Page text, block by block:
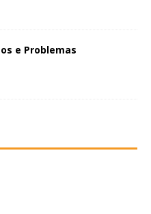
e Problemas